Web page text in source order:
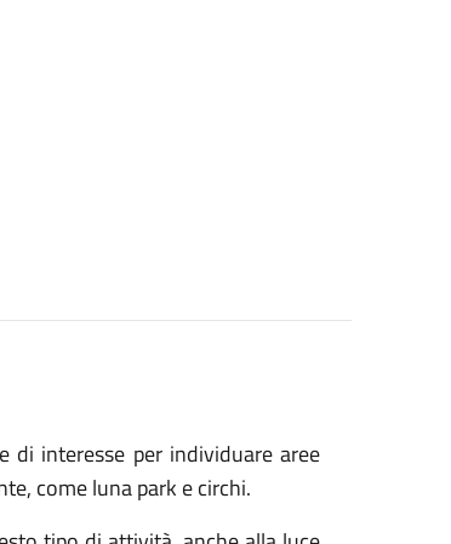
di interesse per individuare aree
come luna park e circhi.